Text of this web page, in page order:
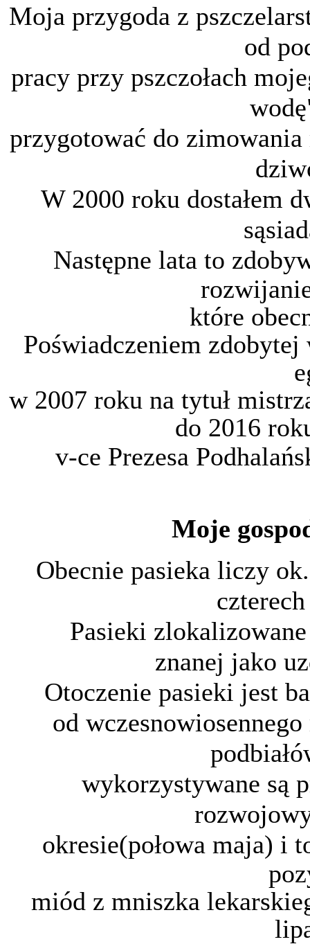
Moja przygoda z
od
pracy przy pszczołach
przygotować do
W 2000 roku dostałem
Następne lata to
które
Poświadczeniem
w 2007 roku na tytuł
do 2016
v-ce Prezesa
Moje
Obecnie pasieka liczy
Pasieki
znanej jako
Otoczenie pasieki jest
od
wykorzystywane są
okresie(połowa maja) i
miód z mniszka